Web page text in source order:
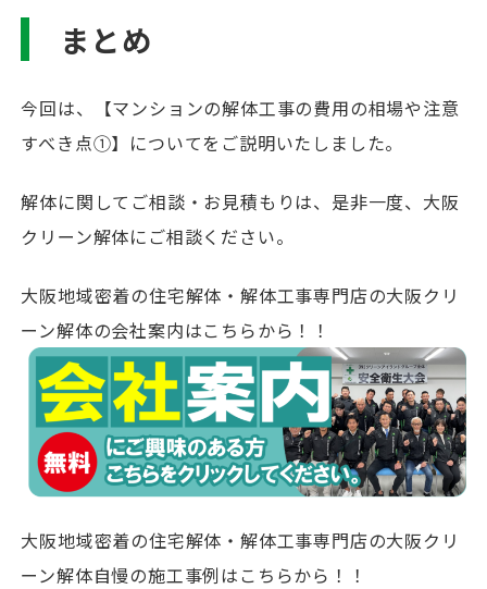
まとめ
今回は、【マンションの解体工事の費用の相場や注意
すべき点①】についてをご説明いたしました。
解体に関してご相談・お見積もりは、是非一度、大阪
クリーン解体にご相談ください。
大阪地域密着の住宅解体・解体工事専門店の大阪クリ
ーン解体の会社案内はこちらから！！
大阪地域密着の住宅解体・解体工事専門店の大阪クリ
ーン解体自慢の施工事例はこちらから！！